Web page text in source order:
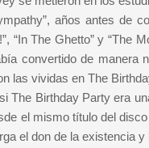
años antes de
“In The Ghetto” y “The
convertido de manera
las vividas en The
The Birthday Party era
el mismo título del
el don de la existencia